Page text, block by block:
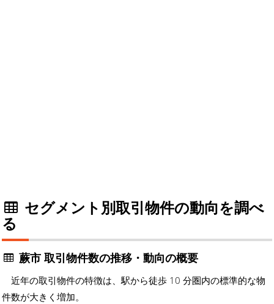
セグメント別取引物件の動向を調べ
る
蕨市 取引物件数の推移・動向の概要
近年の取引物件の特徴は、駅から徒歩 10 分圏内の標準的な物
件数が大きく増加。